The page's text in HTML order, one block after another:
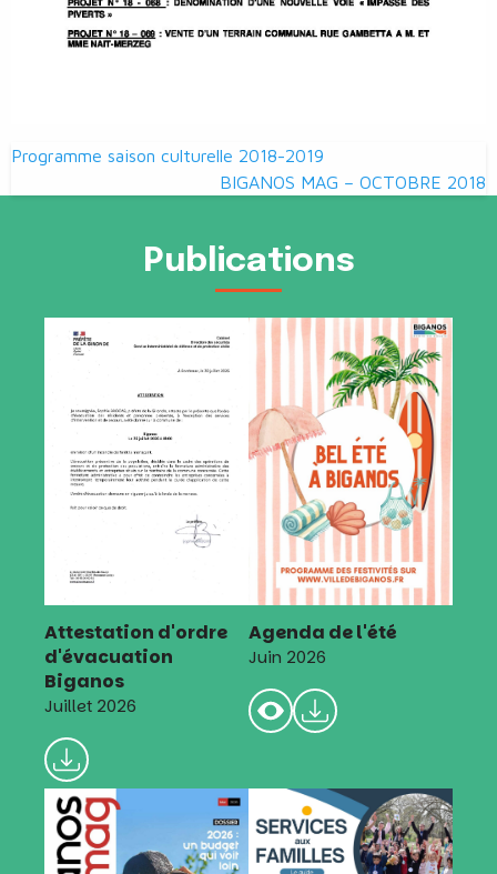
Navigation
de
Programme saison culturelle 2018-2019
BIGANOS MAG – OCTOBRE 2018
Publications
Attestation d'ordre
d'évacuation
Biganos
Juillet 2026
Agenda de l'été
Juin 2026